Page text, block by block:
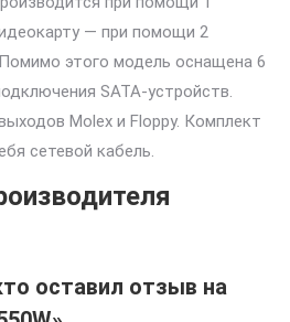
— при помощи 2
этого модель оснащена 6
SATA-устройств.
Molex и Floppy. Комплект
сетевой кабель.
оставил отзыв на